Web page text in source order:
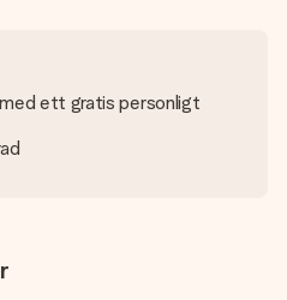
ett gratis personligt